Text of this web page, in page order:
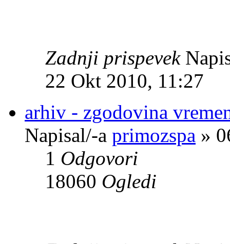
Zadnji prispevek
22 Okt 2010, 11:27
arhiv - zgodovina
Napisal/-a primozspa »
1 Odgovori
18060 Ogledi